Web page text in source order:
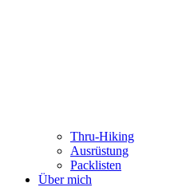
Thru-Hiking
Ausrüstung
Packlisten
Über mich